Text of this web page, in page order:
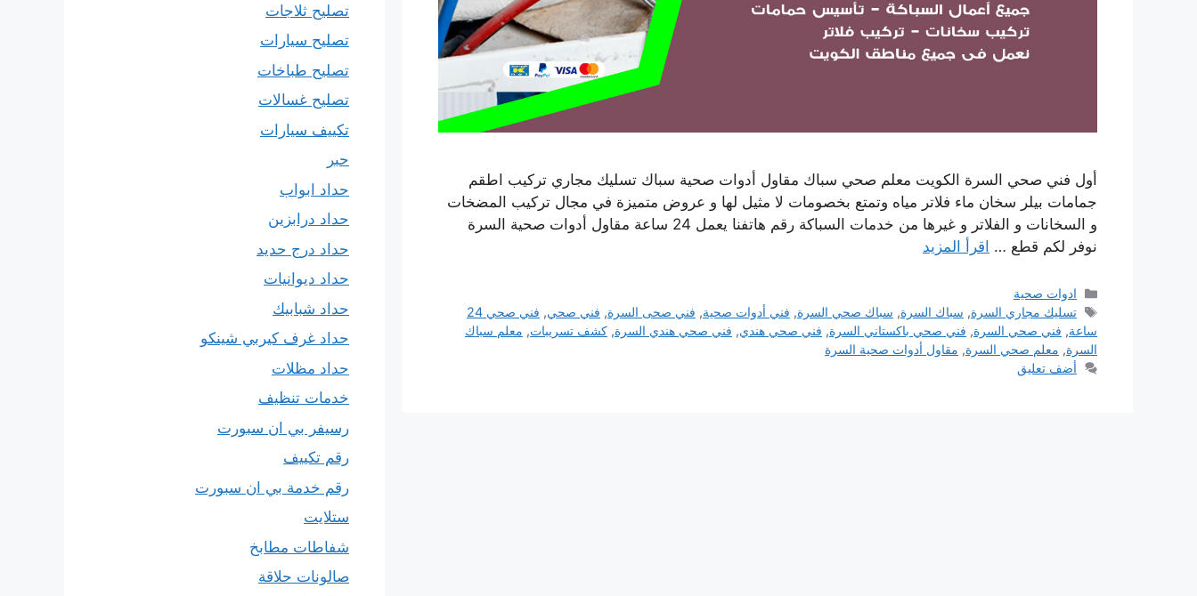
أول فني صحي السرة الكويت معلم صحي سباك مقاول أدوات صحية سباك تسليك مجاري تركيب اطقم
جمامات بيلر سخان ماء فلاتر مياه وتمتع بخصومات لا مثيل لها و عروض متميزة في مجال تركيب المضخات
و السخانات و الفلاتر و غيرها من خدمات السباكة رقم هاتفنا يعمل 24 ساعة مقاول أدوات صحية السرة
نوفر لكم قطع … اقرأ المزيد
التصنيفات
ادوات صحية
الوسوم
تسليك مجاري السرة, سباك السرة, سباك صحي السرة, فني أدوات صحية, فني صحى السرة, فني صحي,
فني صحي 24
ساعة, فني صحي السرة, فني صحي باكستاني السرة, فني صحي هندي, فني صحي هندي السرة, كشف تسريبات, معلم سباك
السرة, معلم صحي السرة, مقاول أدوات صحية السرة
أضف تعليق
تصليح ثلاجات
تصليح سيارات
تصليح طباخات
تصليح غسالات
تكييف سيارات
حبر
حداد ابواب
حداد درابزين
حداد درج حديد
حداد ديوانيات
حداد شبابيك
حداد غرف كيربي شينكو
حداد مظلات
خدمات تنظيف
رسيفر بي ان سبورت
رقم تكييف
رقم خدمة بي ان سبورت
ستلايت
شفاطات مطابخ
صالونات حلاقة